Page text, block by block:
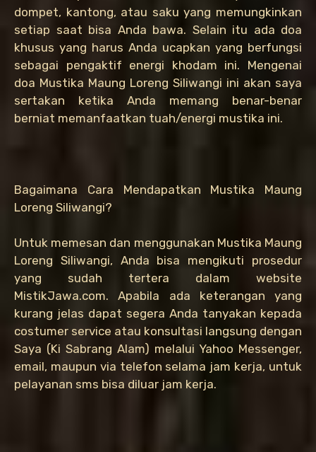
dompet, kantong, atau saku yang memungkinkan
setiap saat bisa Anda bawa. Selain itu ada doa
khusus yang harus Anda ucapkan yang berfungsi
sebagai pengaktif energi khodam ini. Mengenai
doa Mustika Maung Loreng Siliwangi ini akan saya
sertakan ketika Anda memang benar-benar
berniat memanfaatkan tuah/energi mustika ini.
Bagaimana Cara Mendapatkan Mustika Maung
Loreng Siliwangi?
Untuk memesan dan menggunakan Mustika Maung
Loreng Siliwangi, Anda bisa mengikuti prosedur
yang sudah tertera dalam website
MistikJawa.com. Apabila ada keterangan yang
kurang jelas dapat segera Anda tanyakan kepada
costumer service atau konsultasi langsung dengan
Saya (Ki Sabrang Alam) melalui Yahoo Messenger,
email, maupun via telefon selama jam kerja, untuk
pelayanan sms bisa diluar jam kerja.